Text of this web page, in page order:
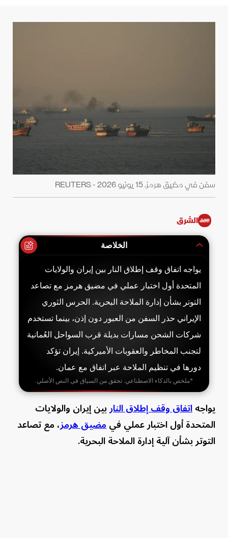
سفن في مضيق هرمز. 15 يونيو 2026 - REUTERS
الشرق
الخلاصة
يواجه اتفاق وقف إطلاق النار بين إيران والولايات
المتحدة أول اختبار عملي في مضيق هرمز مع تصاعد
التوتر بشأن إدارة الملاحة البحرية. الحرس الثوري
الإيراني حذر السفن من العبور دون إذن، بينما تستخدم
شركات الشحن مسارات بديلة قرب السواحل العُمانية
لتجنب المخاطر والعقوبات الأميركية. إيران تؤكد
دورها في تنظيم الملاحة عبر اتفاق مع عمان.
*ملخص بالذكاء الاصطناعي. تحقق من السياق في النص الأصلي.
يواجهاتفاق وقف إطلاق الناربين إيران والولايات
المتحدة أول اختبار عملي فيمضيق هرمز، مع تصاعد
التوتر بشأن آلية إدارة الملاحة البحرية.